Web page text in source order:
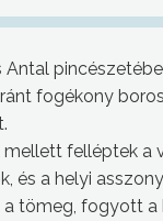
Antal
fogékony boros
felléptek a
és a helyi
tömeg, fogyott a